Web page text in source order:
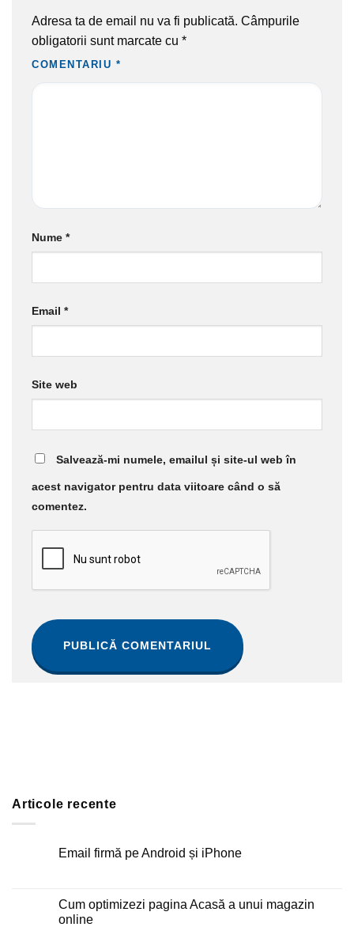
Adresa ta de email nu va fi publicată. Câmpurile
obligatorii sunt marcate cu *
COMENTARIU *
Nume *
Email *
Site web
Salvează-mi numele, emailul și site-ul web în
acest navigator pentru data viitoare când o să
comentez.
Articole recente
Email firmă pe Android și iPhone
Email
firmă
pe
Cum optimizezi pagina Acasă a unui magazin
online